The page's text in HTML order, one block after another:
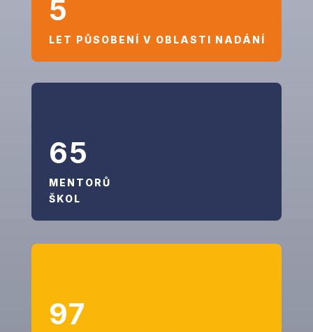
5
LET PŮSOBENÍ V OBLASTI NADÁNÍ
65
MENTORŮ
ŠKOL
97